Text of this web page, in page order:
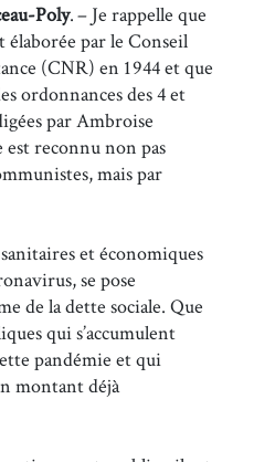
Poly. – Je rappelle que
élaborée par le Conseil
(CNR) en 1944 et que
ordonnances des 4 et
par Ambroise
reconnu non pas
mais par
et économiques
se pose
de la dette sociale. Que
qui s’accumulent
pandémie et qui
montant déjà